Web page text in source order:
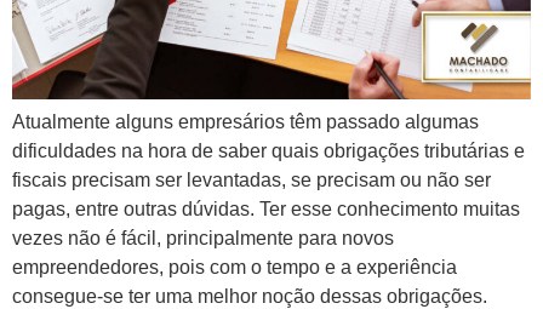
Atualmente alguns empresários têm passado algumas
dificuldades na hora de saber quais obrigações tributárias e
fiscais precisam ser levantadas, se precisam ou não ser
pagas, entre outras dúvidas. Ter esse conhecimento muitas
vezes não é fácil, principalmente para novos
empreendedores, pois com o tempo e a experiência
consegue-se ter uma melhor noção dessas obrigações.